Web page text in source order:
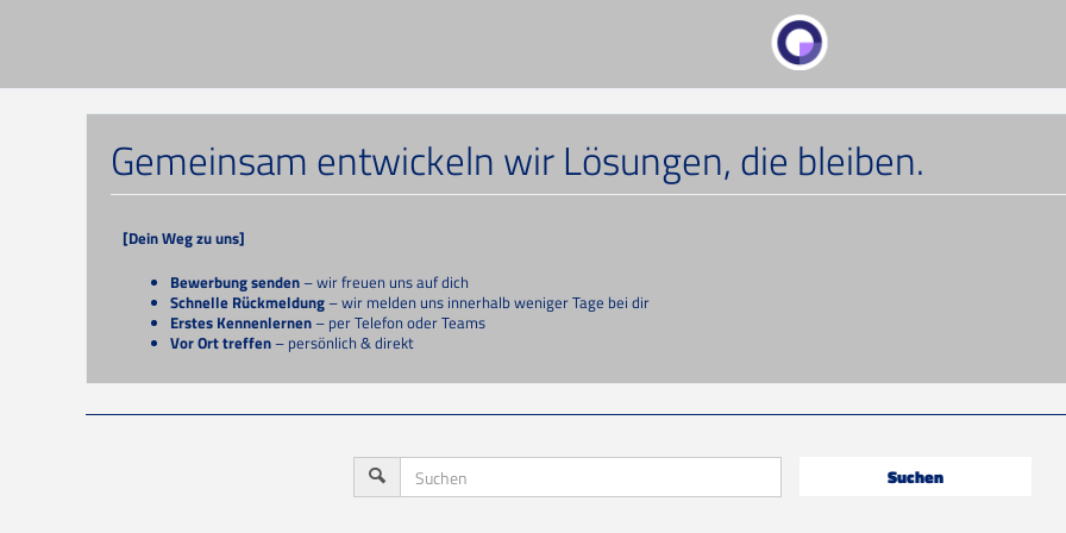
Gemeinsam entwickeln wir Lösungen, die bleiben.
[Dein Weg zu uns]
Bewerbung senden – wir freuen uns auf dich
Schnelle Rückmeldung – wir melden uns innerhalb weniger Tage bei dir
Erstes Kennenlernen – per Telefon oder Teams
Vor Ort treffen – persönlich & direkt
Suchen